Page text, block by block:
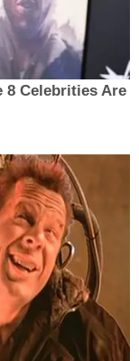
8 Celebrities Are